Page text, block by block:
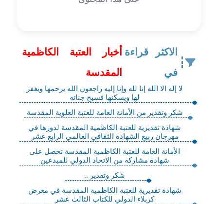
الاكثر قراءة
في
أخبار العتبة الكاظمية
المقدسة
لا إله الا الله إنا لله وإنا إليه راجعون الله يرحمها ويغفر
لها ويسكنها فسيح جناته
شكر وتقدير من الأمانة العامة للعتبة العلوية المقدسة
شهادة تقديرية للعتبة الكاظمية المقدسة لدورها في
مهرجان ربيع الشهادة الثقافي العالمي الرابع عشر
الأمانة العامة للعتبة الكاظمية المقدسة تحصل على
شهادة مشاركة من الاتحاد الدولي للمبدعين
شكر وتقدير ..
شهادة تقديرية للعتبة الكاظمية المقدسة في معرض
كربلاء الدولي للكتاب الثالث عشر